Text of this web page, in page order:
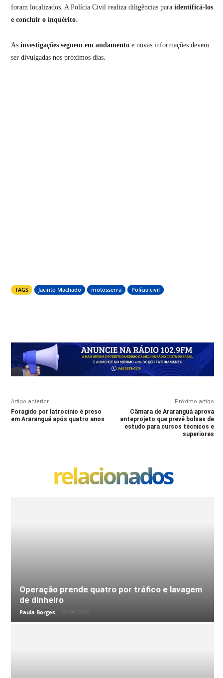
foram localizados. A Polícia Civil realiza diligências para identificá-los
e concluir o inquérito.
As investigações seguem em andamento e novas informações devem
ser divulgadas nos próximos dias.
TAGS Jacinto Machado motosserra Polícia civil
Artigo anterior
Foragido por latrocínio é preso
em Araranguá após quatro anos
Próximo artigo
Câmara de Araranguá aprova
anteprojeto que prevê bolsas de
estudo para cursos técnicos e
superiores
relacionados
Operação prende quatro por tráfico e lavagem
de dinheiro
Paula Borges - 05/08/2026